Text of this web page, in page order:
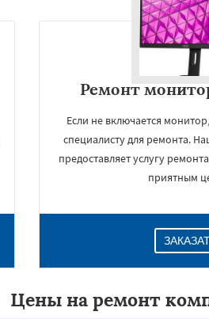
Ремонт
Если не включается
специалисту для ремонта.
предоставляет услугу
приятным
Цены на ремонт
Даю согласие на обработку